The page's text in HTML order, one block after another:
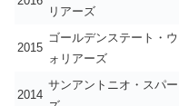
リアーズ
2015
ゴールデンステート・ウ
ォリアーズ
2014
サンアントニオ・スパー